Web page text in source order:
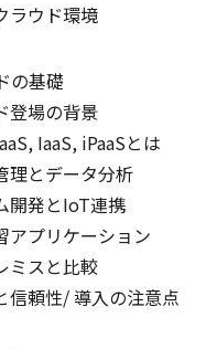
ラウド環境
の基礎
登場の背景
IaaS, iPaaSとは
理とデータ分析
開発とIoT連携
アプリケーション
ミスと比較
信頼性/ 導入の注意点